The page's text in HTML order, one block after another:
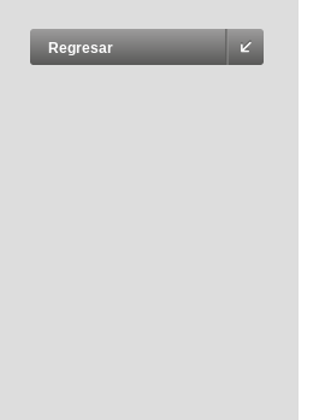
Regresar